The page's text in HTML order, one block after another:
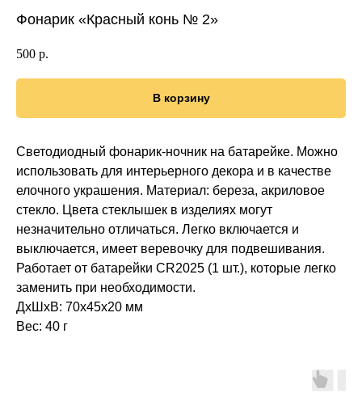
Фонарик «Красный конь № 2»
500 р.
В корзину
Светодиодный фонарик-ночник на батарейке. Можно
использовать для интерьерного декора и в качестве
елочного украшения. Материал: береза, акриловое
стекло. Цвета стеклышек в изделиях могут
незначительно отличаться. Легко включается и
выключается, имеет веревочку для подвешивания.
Работает от батарейки CR2025 (1 шт.), которые легко
заменить при необходимости.
ДxШxВ: 70x45x20 мм
Вес: 40 г